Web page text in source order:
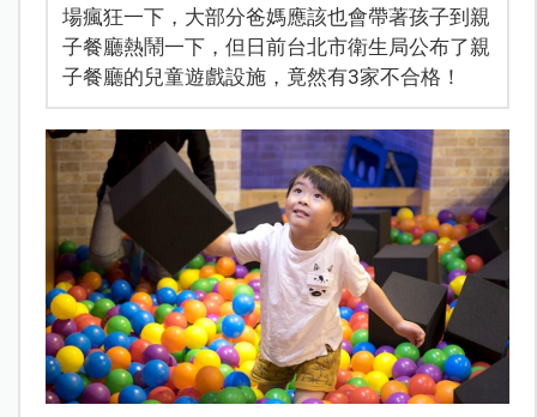
場瘋狂一下，大部分爸媽應該也會帶著孩子到親
子餐廳熱鬧一下，但日前台北市衛生局公布了親
子餐廳的兒童遊戲設施，竟然有3家不合格！